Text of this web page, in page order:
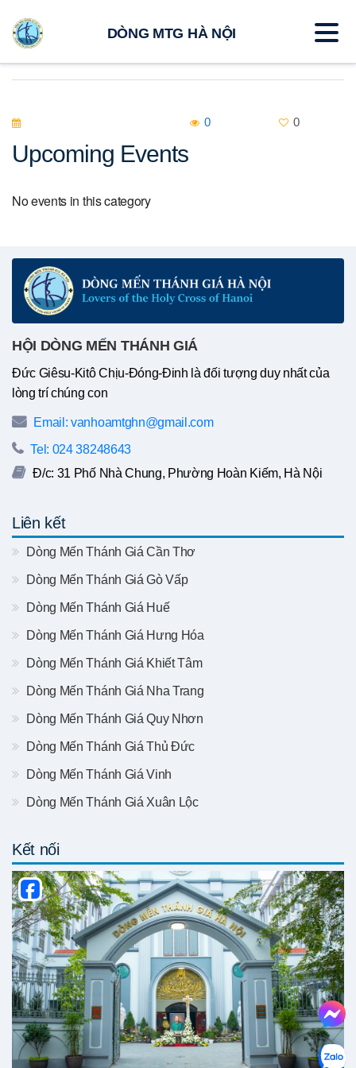
0 0
Upcoming Events
No events in this category
HỘI DÒNG MẾN THÁNH GIÁ
Đức Giêsu-Kitô Chịu-Đóng-Đinh là đối tượng duy nhất của
lòng trí chúng con
Email: vanhoamtghn@gmail.com
Tel: 024 38248643
Đ/c: 31 Phố Nhà Chung, Phường Hoàn Kiếm, Hà Nội
Liên kết
Dòng Mến Thánh Giá Cần Thơ
Dòng Mến Thánh Giá Gò Vấp
Dòng Mến Thánh Giá Huế
Dòng Mến Thánh Giá Hưng Hóa
Dòng Mến Thánh Giá Khiết Tâm
Dòng Mến Thánh Giá Nha Trang
Dòng Mến Thánh Giá Quy Nhơn
Dòng Mến Thánh Giá Thủ Đức
Dòng Mến Thánh Giá Vinh
Dòng Mến Thánh Giá Xuân Lộc
Kết nối
DÒNG MTG HÀ NỘI